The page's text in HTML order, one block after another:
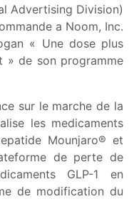
Advertising Division)
a Noom, Inc.
« Une dose plus
» de son programme
sur le marche de la
les medicaments
Mounjaro® et
de perte de
GLP-1 en
de modification du